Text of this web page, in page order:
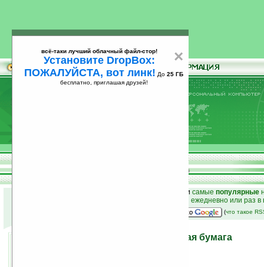
25
и самые популярные
на email ежедневно или раз
(что такое
Напечатанная электронная бумага
×
всё-таки лучший облачный файл-стор!
Установите DropBox:
ПОЖАЛУЙСТА, вот линк! До 25 ГБ
бесплатно, приглашая друзей!